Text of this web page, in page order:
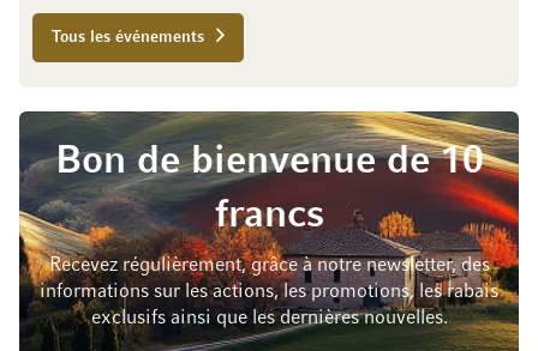
Tous les événements
Bon de bienvenue de 10
francs
Recevez régulièrement, grâce à notre newsletter, des
informations sur les actions, les promotions, les rabais
exclusifs ainsi que les dernières nouvelles.